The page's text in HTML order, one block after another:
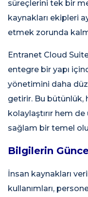
süreçlerini tek bir
kaynakları ekipleri
etmek zorunda
Entranet Cloud
entegre bir yapı
yönetimini daha
getirir. Bu bütünlük,
kolaylaştırır hem
sağlam bir temel
Bilgilerin
İnsan kaynakları
kullanımları,